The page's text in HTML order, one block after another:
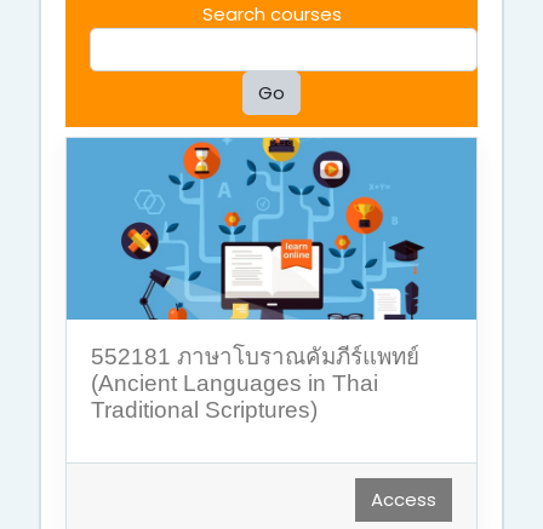
Search courses
Go
552181 ภาษาโบราณคัมภีร์แพทย์
(Ancient Languages in Thai
Traditional Scriptures)
Access